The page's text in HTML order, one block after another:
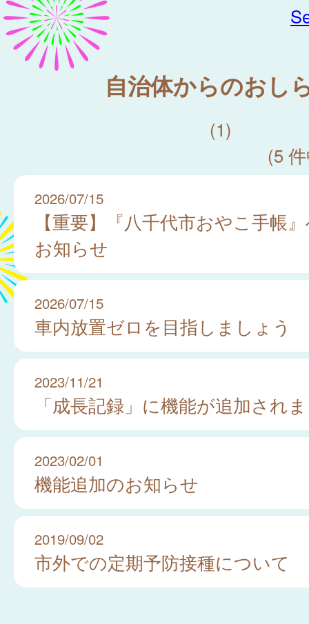
自治体からのおし
(1)
(5
2026/07/15
【重要】『八千代市おやこ手帳
お知らせ
2026/07/15
車内放置ゼロを目指しましょう
2023/11/21
「成長記録」に機能が追加され
2023/02/01
機能追加のお知らせ
2019/09/02
市外での定期予防接種について